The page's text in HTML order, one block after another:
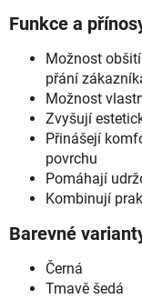
Funkce a
Možnost
přání
Možnost
Zvyšují
Přinášejí
povrchu
Pomáhají
Kombinují
Barevné
Černá
Tmavě šedá